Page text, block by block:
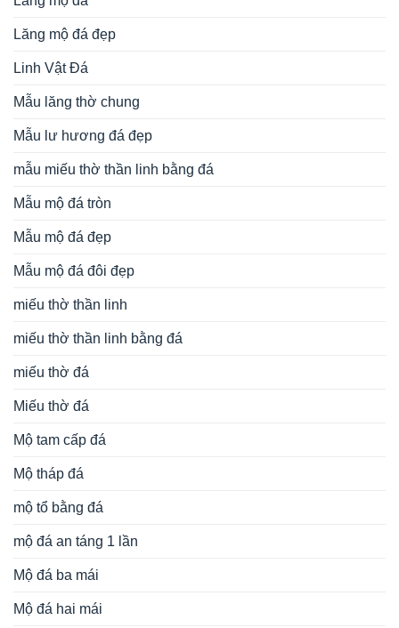
Lăng mộ đá đẹp
Linh Vật Đá
Mẫu lăng thờ chung
Mẫu lư hương đá đẹp
mẫu miếu thờ thần linh bằng đá
Mẫu mộ đá tròn
Mẫu mộ đá đẹp
Mẫu mộ đá đôi đẹp
miếu thờ thần linh
miếu thờ thần linh bằng đá
miếu thờ đá
Miếu thờ đá
Mộ tam cấp đá
Mộ tháp đá
mộ tổ bằng đá
mộ đá an táng 1 lần
Mộ đá ba mái
Mộ đá hai mái